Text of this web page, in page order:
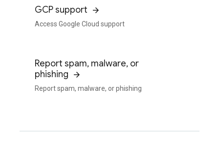
GCP support
Access Google Cloud support
Report spam, malware, or
phishing
Report spam, malware, or phishing